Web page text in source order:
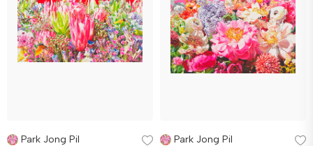
Park Jong Pil Park Jong Pil